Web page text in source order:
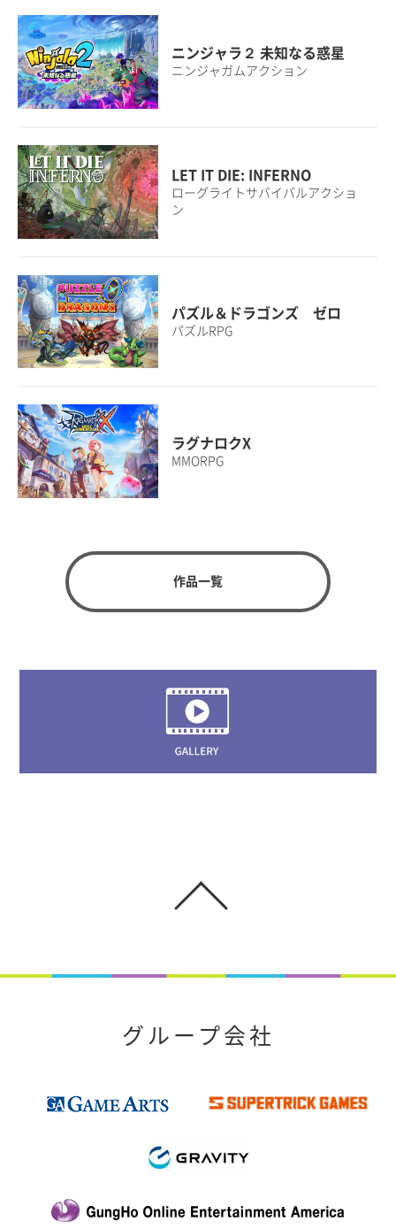
ニンジャラ２ 未知なる惑星
ニンジャガムアクション
LET IT DIE: INFERNO
ローグライトサバイバルアクショ
ン
パズル＆ドラゴンズ ゼロ
パズルRPG
ラグナロクX
MMORPG
作品一覧
グループ会社